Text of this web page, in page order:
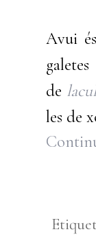
Avui
de
les de